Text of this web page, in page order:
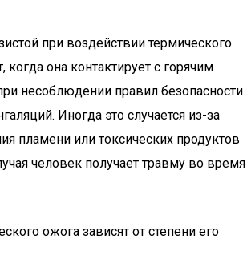
при воздействии термического
когда она контактирует с горячим
несоблюдении правил безопасности
Иногда это случается из-за
пламени или токсических продуктов
человек получает травму во время
ожога зависят от степени его